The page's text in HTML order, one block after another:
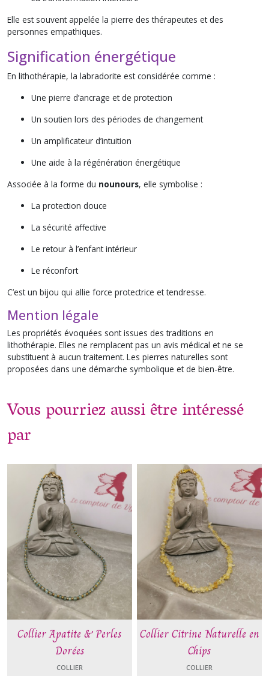
Elle est souvent appelée la pierre des thérapeutes et des
personnes empathiques.
Signification énergétique
En lithothérapie, la labradorite est considérée comme :
Une pierre d’ancrage et de protection
Un soutien lors des périodes de changement
Un amplificateur d’intuition
Une aide à la régénération énergétique
Associée à la forme du nounours, elle symbolise :
La protection douce
La sécurité affective
Le retour à l’enfant intérieur
Le réconfort
C’est un bijou qui allie force protectrice et tendresse.
Mention légale
Les propriétés évoquées sont issues des traditions en
lithothérapie. Elles ne remplacent pas un avis médical et ne se
substituent à aucun traitement. Les pierres naturelles sont
proposées dans une démarche symbolique et de bien-être.
Vous pourriez aussi être intéressé
par
Collier Apatite & Perles
Dorées
COLLIER
Collier Citrine Naturelle en
Chips
COLLIER